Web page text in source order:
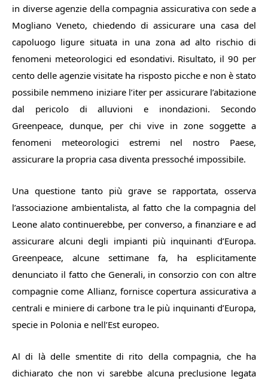
in diverse agenzie della compagnia assicurativa con sede a
Mogliano Veneto, chiedendo di assicurare una casa del
capoluogo ligure situata in una zona ad alto rischio di
fenomeni meteorologici ed esondativi. Risultato, il 90 per
cento delle agenzie visitate ha risposto picche e non è stato
possibile nemmeno iniziare l’iter per assicurare l’abitazione
dal pericolo di alluvioni e inondazioni. Secondo
Greenpeace, dunque, per chi vive in zone soggette a
fenomeni meteorologici estremi nel nostro Paese,
assicurare la propria casa diventa pressoché impossibile.
Una questione tanto più grave se rapportata, osserva
l’associazione ambientalista, al fatto che la compagnia del
Leone alato continuerebbe, per converso, a finanziare e ad
assicurare alcuni degli impianti più inquinanti d’Europa.
Greenpeace, alcune settimane fa, ha esplicitamente
denunciato il fatto che Generali, in consorzio con con altre
compagnie come Allianz, fornisce copertura assicurativa a
centrali e miniere di carbone tra le più inquinanti d’Europa,
specie in Polonia e nell’Est europeo.
Al di là delle smentite di rito della compagnia, che ha
dichiarato che non vi sarebbe alcuna preclusione legata